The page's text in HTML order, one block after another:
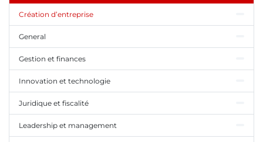
Création d’entreprise
General
Gestion et finances
Innovation et technologie
Juridique et fiscalité
Leadership et management